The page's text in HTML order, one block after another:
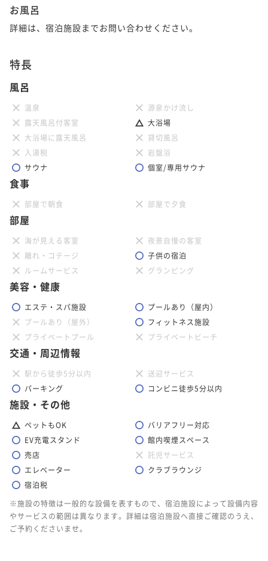
お風呂
詳細は、宿泊施設までお問い合わせください。
特長
風呂
温泉
源泉かけ流し
露天風呂付客室
大浴場
大浴場に露天風呂
貸切風呂
入湯税
岩盤浴
サウナ
個室/専用サウナ
食事
部屋で朝食 部屋で夕食
部屋
海が見える客室
夜景自慢の客室
離れ・コテージ
子供の宿泊
ルームサービス
グランピング
美容・健康
エステ・スパ施設
プールあり（屋内）
プールあり（屋外）
フィットネス施設
プライベートプール
プライベートビーチ
交通・周辺情報
駅から徒歩5分以内
送迎サービス
パーキング
コンビニ徒歩5分以内
施設・その他
ペットもOK
バリアフリー対応
EV充電スタンド
館内喫煙スペース
売店
託児サービス
エレベーター
クラブラウンジ
宿泊税
※施設の特徴は一般的な設備を表すもので、宿泊施設によって設備内容
やサービスの範囲は異なります。詳細は宿泊施設へ直接ご確認のうえ、
ご予約くださいませ。